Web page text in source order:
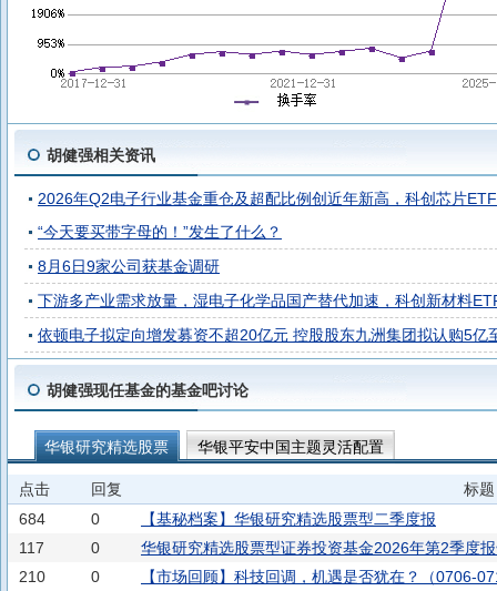
胡健强相关资讯
2026年Q2电子行业基金重仓及超配比例创近年新高，科创芯片
“今天要买带字母的！”发生了什么？
8月6日9家公司获基金调研
下游多产业需求放量，湿电子化学品国产替代加速，科创新材料
依顿电子拟定向增发募资不超20亿元 控股股东九洲集团拟认购5亿
胡健强现任基金的基金吧讨论
华银研究精选股票 华银平安中国主题灵活配置
点击 回复
标题
684
0
【基秘档案】华银研究精选股票型二季度报
117
0
华银研究精选股票型证券投资基金2026年第2季度
210
0
【市场回顾】科技回调，机遇是否犹在？（0706-